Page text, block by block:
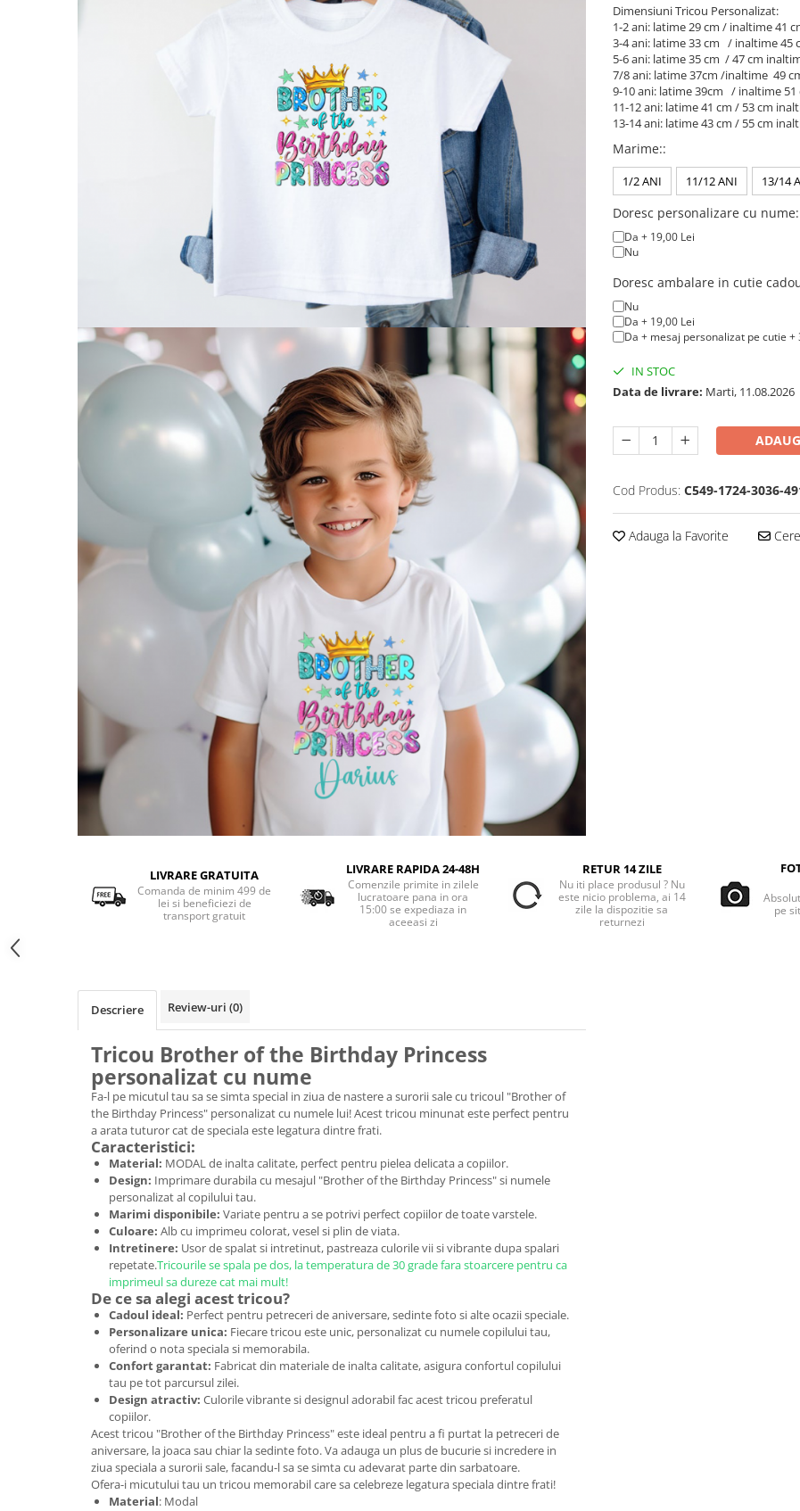
Dimensiuni Tricou Personalizat:
1-2 ani: latime 29 cm / inaltime 41
3-4 ani: latime 33 cm / inaltime 45
5-6 ani: latime 35 cm / 47 cm
7/8 ani: latime 37cm /inaltime 49
9-10 ani: latime 39cm / inaltime 51
11-12 ani: latime 41 cm / 53 cm
13-14 ani: latime 43 cm / 55 cm
Marime::
1/2 ANI 11/12 ANI 13/14
Doresc personalizare cu nume:
Da + 19,00 Lei
Nu
Doresc ambalare in cutie
Nu
Da + 19,00 Lei
Da + mesaj personalizat pe cutie +
IN STOC
Data de livrare: Marti, 11.08.2026
Cod Produs: C549-1724-3036-
Adauga la Favorite
LIVRARE GRATUITA
Comanda de minim 499 de
lei si beneficiezi de
transport gratuit
LIVRARE RAPIDA 24-48H
Comenzile primite in zilele
lucratoare pana in ora
15:00 se expediaza in
aceeasi zi
RETUR 14 ZILE
Nu iti place produsul ? Nu
este nicio problema, ai 14
zile la dispozitie sa
returnezi
pe
Descriere Review-uri (0)
Tricou Brother of the Birthday Princess
personalizat cu nume
Fa-l pe micutul tau sa se simta special in ziua de nastere a surorii sale cu tricoul "Brother of
the Birthday Princess" personalizat cu numele lui! Acest tricou minunat este perfect pentru
a arata tuturor cat de speciala este legatura dintre frati.
Caracteristici:
Material: MODAL de inalta calitate, perfect pentru pielea delicata a copiilor.
Design: Imprimare durabila cu mesajul "Brother of the Birthday Princess" si numele
personalizat al copilului tau.
Marimi disponibile: Variate pentru a se potrivi perfect copiilor de toate varstele.
Culoare: Alb cu imprimeu colorat, vesel si plin de viata.
Intretinere: Usor de spalat si intretinut, pastreaza culorile vii si vibrante dupa spalari
repetate.Tricourile se spala pe dos, la temperatura de 30 grade fara stoarcere pentru ca
imprimeul sa dureze cat mai mult!
De ce sa alegi acest tricou?
Cadoul ideal: Perfect pentru petreceri de aniversare, sedinte foto si alte ocazii speciale.
Personalizare unica: Fiecare tricou este unic, personalizat cu numele copilului tau,
oferind o nota speciala si memorabila.
Confort garantat: Fabricat din materiale de inalta calitate, asigura confortul copilului
tau pe tot parcursul zilei.
Design atractiv: Culorile vibrante si designul adorabil fac acest tricou preferatul
copiilor.
Acest tricou "Brother of the Birthday Princess" este ideal pentru a fi purtat la petreceri de
aniversare, la joaca sau chiar la sedinte foto. Va adauga un plus de bucurie si incredere in
ziua speciala a surorii sale, facandu-l sa se simta cu adevarat parte din sarbatoare.
Ofera-i micutului tau un tricou memorabil care sa celebreze legatura speciala dintre frati!
Material: Modal